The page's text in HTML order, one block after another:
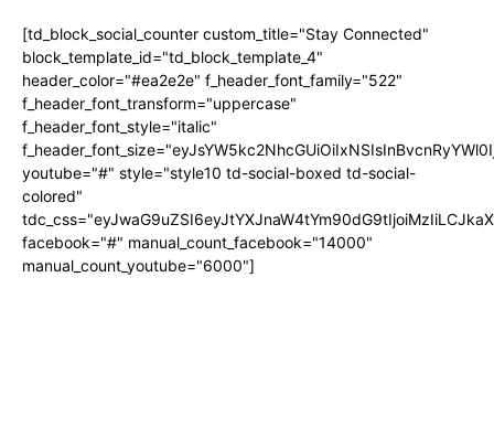
[td_block_social_counter custom_title="Stay Connected"
block_template_id="td_block_template_4"
header_color="#ea2e2e" f_header_font_family="522"
f_header_font_transform="uppercase"
f_header_font_style="italic"
youtube="#" style="style10 td-social-boxed td-social-
colored"
facebook="#" manual_count_facebook="14000"
manual_count_youtube="6000"]